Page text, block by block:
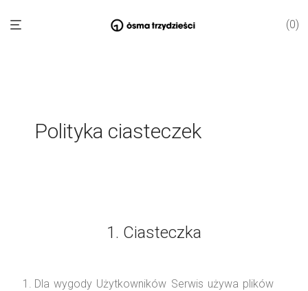
0
Polityka ciasteczek
1. Ciasteczka
Dla wygody Użytkowników Serwis używa plików